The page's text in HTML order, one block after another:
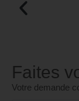
Faites
Votre demande